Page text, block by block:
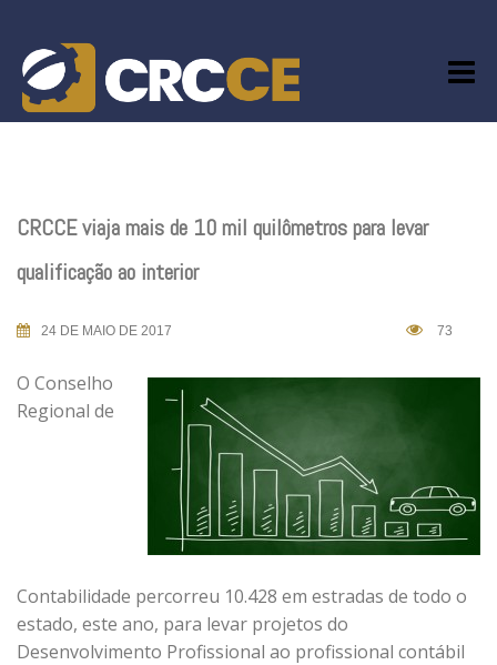
content
CRCCE viaja mais de 10 mil quilômetros para levar
qualificação ao interior
24 DE MAIO DE 2017 73
O Conselho
Regional de
Contabilidade percorreu 10.428 em estradas de todo o
estado, este ano, para levar projetos do
Desenvolvimento Profissional ao profissional contábil